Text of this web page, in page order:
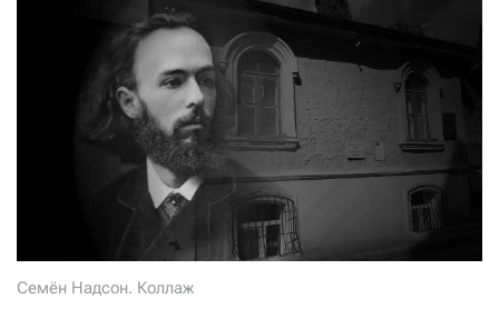
Семён Надсон. Коллаж
условия и подтверждаю свое гражданство РФ
СТАТЬ СОУЧАСТНИКОМ
ПОДЕЛИТЬСЯ С ДРУЗЬЯМИ
Если у вас есть вопросы, пишите donate@novayagazeta.ru
+7 (929) 612-03-68